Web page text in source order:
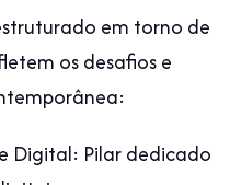
em torno de
os desafios e
Digital: Pilar dedicado